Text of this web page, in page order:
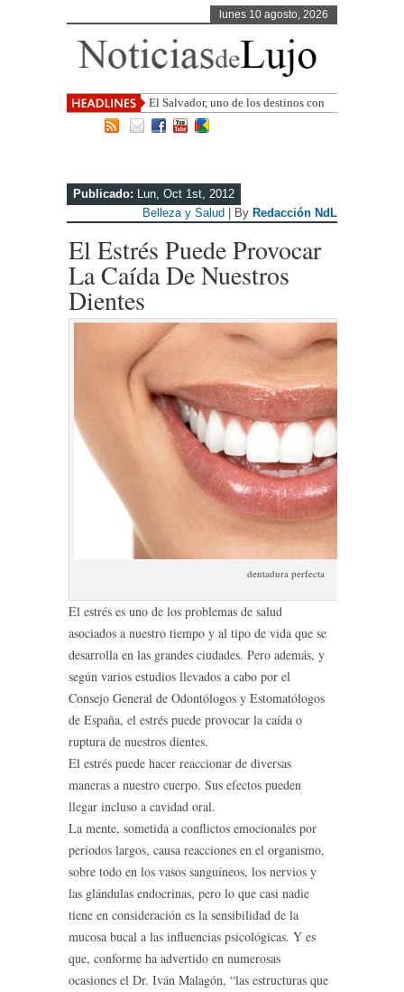
lunes 10 agosto, 2026
El Salvador, uno de los destinos con
mayor proyección de Centroamérica
Publicado: Lun, Oct 1st, 2012
Belleza y Salud | By Redacción NdL
El Estrés Puede Provocar
La Caída De Nuestros
Dientes
dentadura perfecta
El estrés es uno de los problemas de salud
asociados a nuestro tiempo y al tipo de vida que se
desarrolla en las grandes ciudades. Pero además, y
según varios estudios llevados a cabo por el
Consejo General de Odontólogos y Estomatólogos
de España, el estrés puede provocar la caída o
ruptura de nuestros dientes.
El estrés puede hacer reaccionar de diversas
maneras a nuestro cuerpo. Sus efectos pueden
llegar incluso a cavidad oral.
La mente, sometida a conflictos emocionales por
períodos largos, causa reacciones en el organismo,
sobre todo en los vasos sanguíneos, los nervios y
las glándulas endocrinas, pero lo que casi nadie
tiene en consideración es la sensibilidad de la
mucosa bucal a las influencias psicológicas. Y es
que, conforme ha advertido en numerosas
ocasiones el Dr. Iván Malagón, “las estructuras que